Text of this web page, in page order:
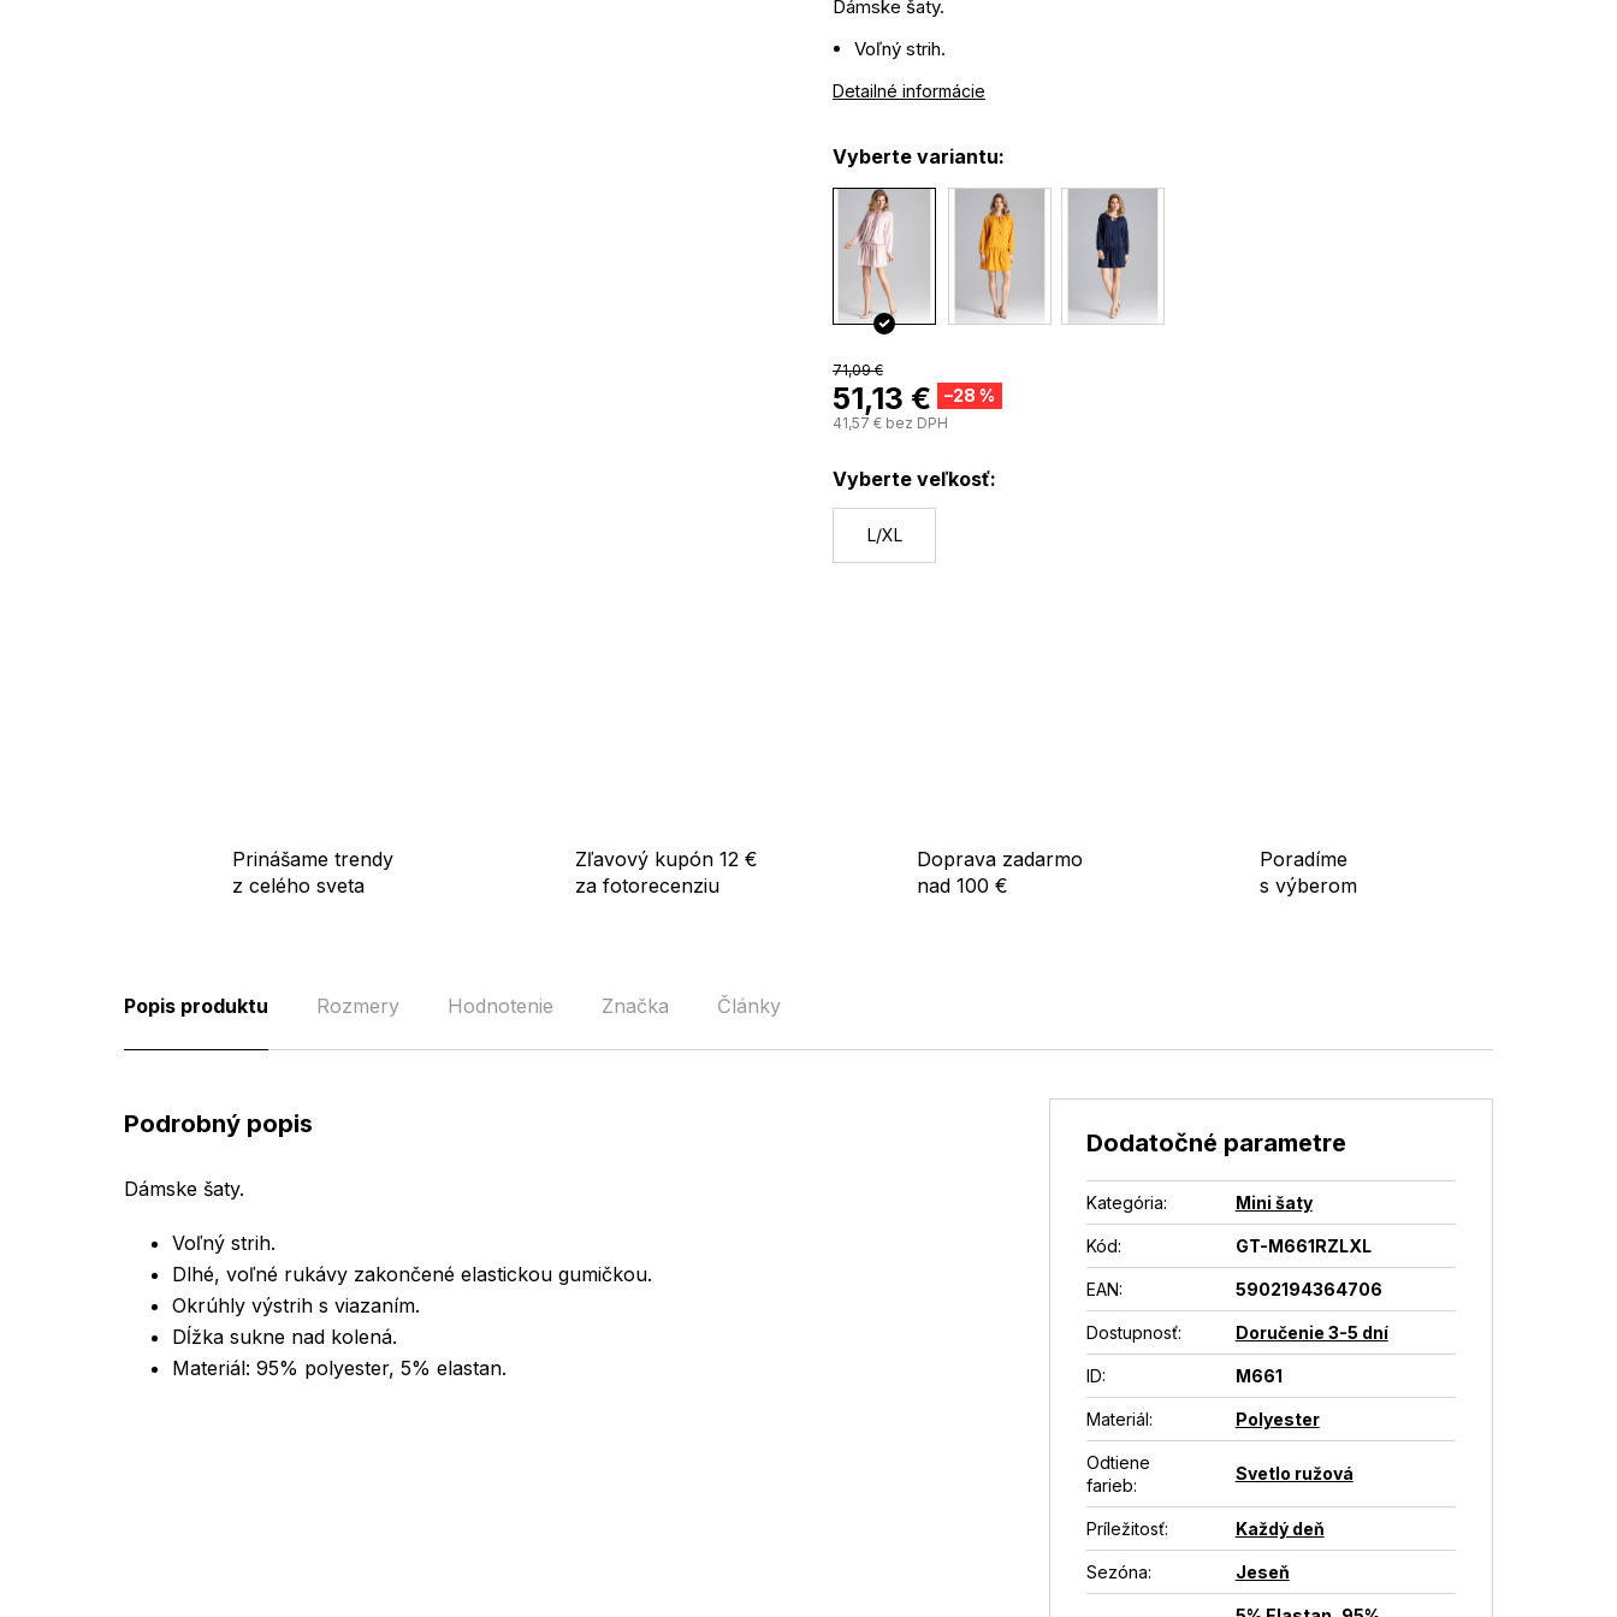
71,09 €
–28 %
51,13 €
41,57 € bez DPH
Vyberte veľkosť:
L/XL
Dámske šaty.
Voľný strih.
Dlhé, voľné rukávy zakončené elastickou gumičkou.
Materiál: 95% polyester, 5% elastan.
Detailné informácie
Vyberte variantu:
Prinášame trendy
z celého sveta
Zľavový kupón 12 €
za fotorecenziu
Doprava zadarmo
nad 100 €
Poradíme
s výberom
Popis produktu Rozmery Hodnotenie Značka Články
Podrobný popis
Dámske šaty.
Voľný strih.
Dlhé, voľné rukávy zakončené elastickou gumičkou.
Okrúhly výstrih s viazaním.
Dĺžka sukne nad kolená.
Materiál: 95% polyester, 5% elastan.
Dodatočné parametre
Kategória: Mini šaty
Kód: GT-M661RZLXL
EAN: 5902194364706
Dostupnosť: Doručenie 3-5 dní
ID: M661
Materiál: Polyester
Odtiene
farieb:
Svetlo ružová
Príležitosť: Každý deň
Sezóna: Jeseň